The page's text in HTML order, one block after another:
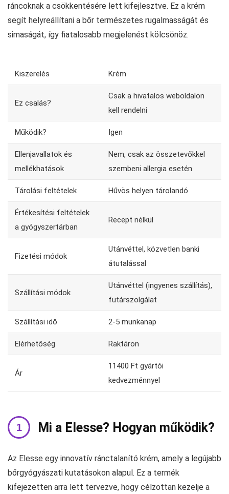
ráncoknak a csökkentésére lett kifejlesztve. Ez a krém
segít helyreállítani a bőr természetes rugalmasságát és
simaságát, így fiatalosabb megjelenést kölcsönöz.
Kiszerelés Krém
Ez csalás?
Csak a hivatalos weboldalon
kell rendelni
Működik? Igen
Ellenjavallatok és
mellékhatások
Nem, csak az összetevőkkel
szembeni allergia esetén
Tárolási feltételek Hűvös helyen tárolandó
Értékesítési feltételek
a gyógyszertárban
Recept nélkül
Fizetési módok
Utánvéttel, közvetlen banki
átutalással
Szállítási módok
Utánvéttel (ingyenes szállítás),
futárszolgálat
Szállítási idő 2-5 munkanap
Elérhetőség Raktáron
Ár
11400 Ft gyártói
kedvezménnyel
Mi a Elesse? Hogyan működik?
Az Elesse egy innovatív ránctalanító krém, amely a legújabb
bőrgyógyászati kutatásokon alapul. Ez a termék
kifejezetten arra lett tervezve, hogy célzottan kezelje a